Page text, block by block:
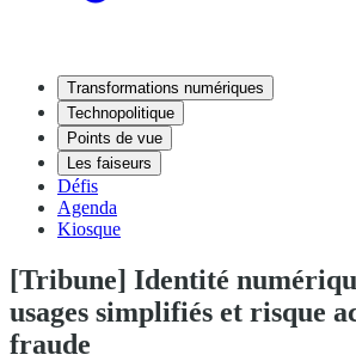
Transformations numériques
Technopolitique
Points de vue
Les faiseurs
Défis
Agenda
Kiosque
[Tribune] Identité
usages simplifiés et risque
fraude